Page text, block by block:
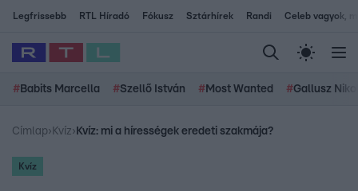
Legfrissebb RTL Híradó Fókusz Sztárhírek Randi Celeb vagyok,
# Babits Marcella #Szellő István # Most Wanted #Gallusz
Címlap› Kvíz› Kvíz: mi a hírességek eredeti szakmája?
Kvíz